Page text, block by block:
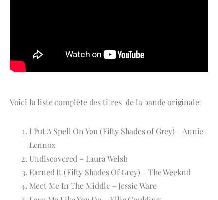
Voici la liste complète des titres de la bande originale:
I Put A Spell On You (Fifty Shades of Grey) – Annie
Lennox
Undiscovered – Laura Welsh
Earned It (Fifty Shades Of Grey) – The Weeknd
Meet Me In The Middle – Jessie Ware